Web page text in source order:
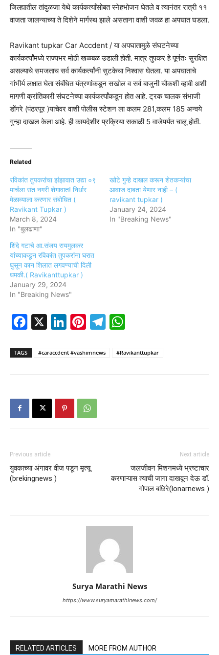
जिल्ह्यातील तांदुळजा येथे कार्यकर्त्यांसोबत स्नेहभोजन घेतले व त्यानंतर रात्री ११
वाजता जालन्याच्या ते दिशेने मार्गस्थ झाले असताना वाशी जवळ हा अपघात घडला.
Ravikant tupkar Car Accdent / या अपघातामुळे संघटनेच्या
कार्यकर्त्यांमध्ये राज्यभर मोठी खळबळ उडाली होती. मात्र तुपकर हे पूर्णतः सुरक्षित
असल्याचे समजताच सर्व कार्यकर्त्यांनी सुटकेचा निश्वास घेतला. या अपघाताचे
गांभीर्य लक्षात घेता संबंधित यंत्रणांकडून सखोल व सर्व बाजुनी चौकशी व्हावी अशी
मागणी क्रांतिकारी संघटनेच्या कार्यकर्त्यांकडून होत आहे. ट्रक चालक संभाजी
डोंगरे (पंढरपूर )याचेवर वाशी पोलीस स्टेशन ला कलम 281,कलम 185 अन्वये
गुन्हा दाखल केला आहे. ही कायदेशीर प्रक्रिया सकाळी 5 वाजेपर्यंत चालू होती.
Related
रविकांत तुपकरांचा झंझावात उद्या ०९
मार्चला संत नगरी शेगावात! निर्धार
मेळाव्याला करणार संबोधित (
Ravikant Tupkar )
March 8, 2024
In "बुलढाणा"
खोटे गुन्हे दाखल करून शेतकऱ्यांचा
आवाज दाबता येणार नाही – (
ravikant tupkar )
January 24, 2024
In "Breaking News"
शिंदे गटाचे आ.संजय रायमुलकर
यांच्याकडून रविकांत तुपकरांना घरात
घुसून कान शिलात लगवण्याची दिली
धमकी.( Ravikanttupkar )
January 29, 2024
In "Breaking News"
Facebook
X LinkedIn
Pinterest
Telegram
TAGS #caraccdent #vashimnews #Ravikanttupkar
Previous article
युवकाच्या अंगावर वीज पडून मृत्यू
(brekingnews )
Next article
जलजीवन मिशनमध्ये भ्रष्टाचार
करणाऱ्यास त्याची जागा दाखवून देऊ डॉ.
गोपाल बछिरे(lonarnews )
Surya Marathi News
https://www.suryamarathinews.com/
RELATED ARTICLES MORE FROM AUTHOR